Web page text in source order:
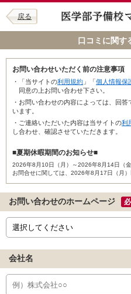
戻る
口コミに関す
お問い合わせいただく前の注意事項
・「当サイトの利用規約 」「個人情報保
同意の上お問い合わせ下さい。
・お問い合わせの内容によっては、回
います。
・ご連絡いただいた内容は当サイトの利
し合わせ、確認させていただきます。
■夏期休暇期間のお知らせ■
2026年8月10日（月）～2026年8月14日（金
お問合せに関しては、2026年8月17日（月
お問い合わせのホームページ
会社名